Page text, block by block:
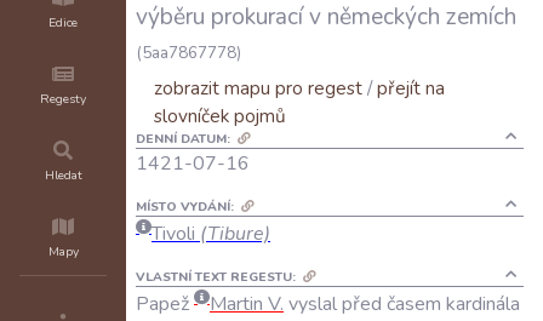
Edice
Regesty
Hledat
Mapy
výběru prokurací v německých zemích
(5aa7867778)
zobrazit mapu pro regest/přejít na
slovníček pojmů
DENNÍ DATUM:
1421-07-16
MÍSTO VYDÁNÍ:
Tivoli (Tibure)
VLASTNÍ TEXT REGESTU:
Papež Martin V. vyslalpřed časem kardinála